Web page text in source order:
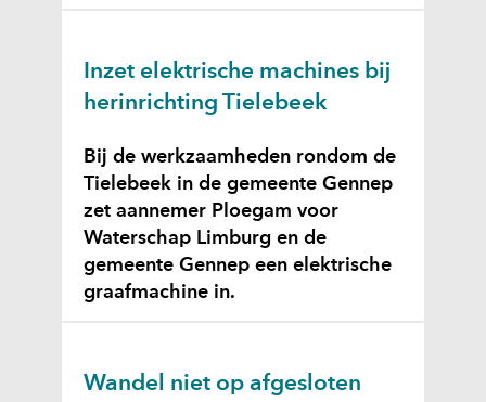
Inzet elektrische machines bij
herinrichting Tielebeek
Bij de werkzaamheden rondom de
Tielebeek in de gemeente Gennep
zet aannemer Ploegam voor
Waterschap Limburg en de
gemeente Gennep een elektrische
graafmachine in.
Wandel niet op afgesloten